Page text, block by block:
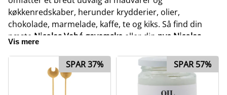
køkkenredskaber, herunder krydderier, olier,
chokolade, marmelade, kaffe, te og kiks. Så find din
næste Nicolas Vahé gaveæske eller din nye Nicolas
Vi har som på alle vores andre produkter markedets
Nicolas Vahé tilbudherunder
Vis mere
SPAR 37% SPAR 57%